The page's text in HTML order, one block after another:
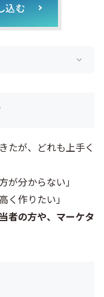
込む
たが、どれも上手く
が分からない」
く作りたい」
者の方や、マーケタ